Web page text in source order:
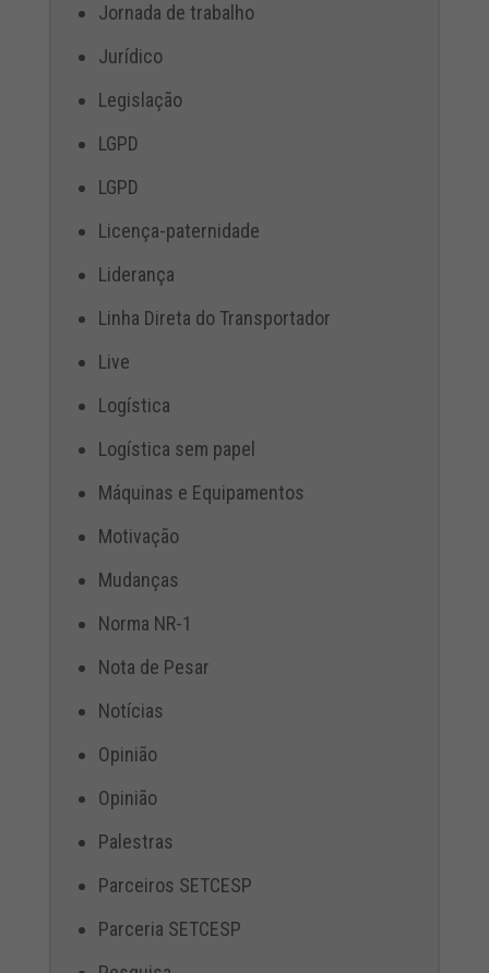
Jornada de trabalho
Jurídico
Legislação
LGPD
LGPD
Licença-paternidade
Liderança
Linha Direta do Transportador
Live
Logística
Logística sem papel
Máquinas e Equipamentos
Motivação
Mudanças
Norma NR-1
Nota de Pesar
Notícias
Opinião
Opinião
Palestras
Parceiros SETCESP
Parceria SETCESP